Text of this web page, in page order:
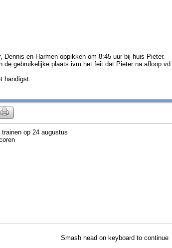
Dennis en Harmen oppikken om 8:45 uur bij huis Pieter.
de gebruikelijke plaats ivm het feit dat Pieter na afloop
handigst.
trainen op 24 augustus
Smash head on keyboard to continue